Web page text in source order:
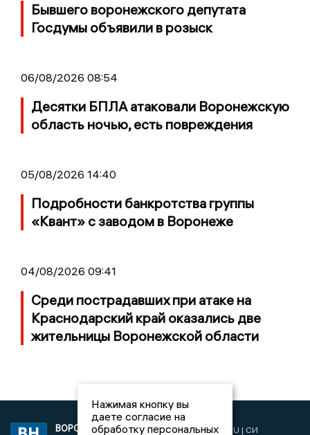
Бывшего воронежского депутата
Госдумы объявили в розыск
06/08/2026 08:54
Десятки БПЛА атаковали Воронежскую
область ночью, есть повреждения
05/08/2026 14:40
Подробности банкротства группы
«Квант» с заводом в Воронеже
04/08/2026 09:41
Среди пострадавших при атаке на
Краснодарский край оказались две
жительницы Воронежской области
ВОРОНЕЖСКИЕ2019 © VORONEZHNEWS.RU | СИ
Нажимая кнопку вы
даете согласие на
обработку персональных